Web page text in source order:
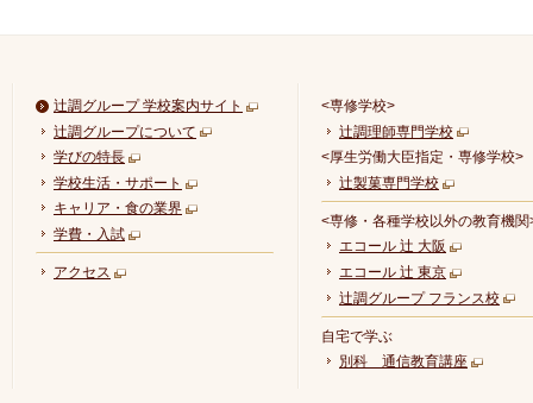
辻調グループ 学校案内サイト
辻調グループについて
学びの特長
学校生活・サポート
キャリア・食の業界
学費・入試
アクセス
<専修学校>
辻調理師専門学校
<厚生労働大臣指定・専修学校>
辻製菓専門学校
<専修・各種学校以外の教育機関
エコール 辻 大阪
エコール 辻 東京
辻調グループ フランス校
自宅で学ぶ
別科 通信教育講座